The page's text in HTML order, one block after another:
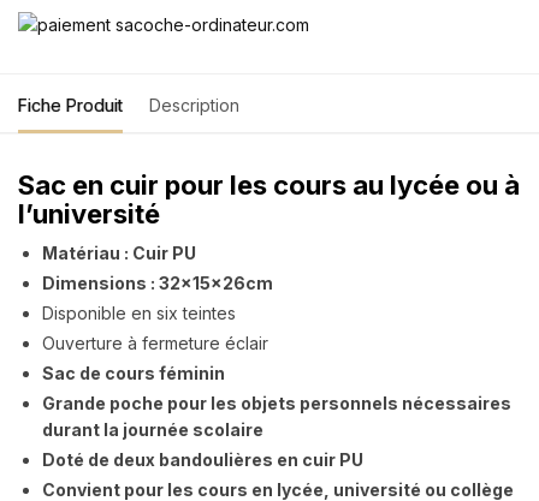
Fiche Produit Description
Sac en cuir pour les cours au lycée ou à
l’université
Matériau : Cuir PU
Dimensions : 32x15x26cm
Disponible en six teintes
Ouverture à fermeture éclair
Sac de cours féminin
Grande poche pour les objets personnels nécessaires
durant la journée scolaire
Doté de deux bandoulières en cuir PU
Convient pour les cours en lycée, université ou collège